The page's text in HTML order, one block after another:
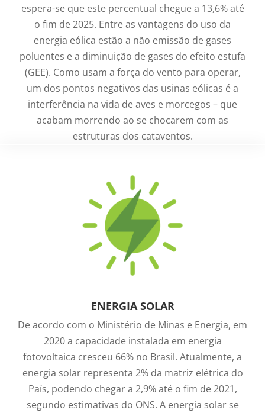
espera-se que este percentual chegue a 13,6% até
o fim de 2025. Entre as vantagens do uso da
energia eólica estão a não emissão de gases
poluentes e a diminuição de gases do efeito estufa
(GEE). Como usam a força do vento para operar,
um dos pontos negativos das usinas eólicas é a
interferência na vida de aves e morcegos – que
acabam morrendo ao se chocarem com as
estruturas dos cataventos.
ENERGIA SOLAR
De acordo com o Ministério de Minas e Energia, em
2020 a capacidade instalada em energia
fotovoltaica cresceu 66% no Brasil. Atualmente, a
energia solar representa 2% da matriz elétrica do
País, podendo chegar a 2,9% até o fim de 2021,
segundo estimativas do ONS. A energia solar se